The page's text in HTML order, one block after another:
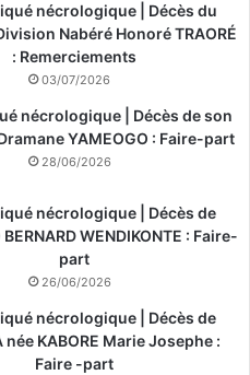
nécrologique | Décès du
Nabéré Honoré TRAORÉ
: Remerciements
03/07/2026
nécrologique | Décès de son
YAMEOGO : Faire-part
28/06/2026
nécrologique | Décès de
WENDIKONTE : Faire-
part
26/06/2026
nécrologique | Décès de
née KABORE Marie Josephe :
Faire -part